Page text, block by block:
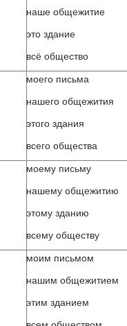
наше общежитие
это здание
всё общество
моего письма
нашего общежития
этого здания
всего общества
моему письму
нашему общежитию
этому зданию
всему обществу
моим письмом
нашим общежитием
этим зданием